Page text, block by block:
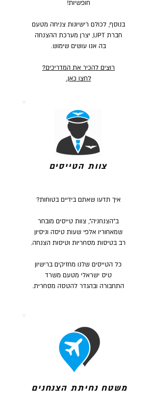
חופשיות!
בנוסף, לכולם רישיונות צניחה מטעם
חברת UPT, יצרן מערכת ההצנחה
בה אנו עושים שימוש.
רוצים להכיר את המדריכים?
לחצו כאן.
צוות הטייסים
איך תדעו שאתם בידיים בטוחות?
ב"הצנחניה", צוות טייסים מובחר
שמאחוריו אלפי שעות טיסה וניסיון
רב בטיסות מסחריות וטיסות הצנחה.
כל הטייסים שלנו מחזיקים ברישיון
טיס ישראלי מטעם משרד
התחבורה ובהגדר להטסה מסחרית.
משטח נחיתת הצנחנים